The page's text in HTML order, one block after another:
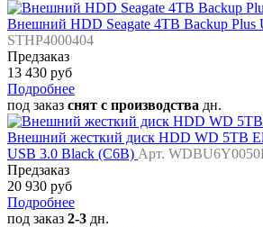
Внешний HDD Seagate 4TB Backup Plus
STHP4000404
Предзаказ
13 430 руб
Подробнее
под заказ снят с производства дн.
Внешний жесткий диск HDD WD 5TB
USB 3.0 Black (C6B) Арт.
Предзаказ
20 930 руб
Подробнее
под заказ 2-3 дн.